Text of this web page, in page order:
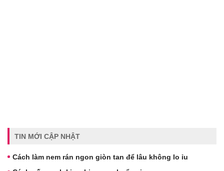
TIN MỚI CẬP NHẬT
Cách làm nem rán ngon giòn tan để lâu không lo ỉu